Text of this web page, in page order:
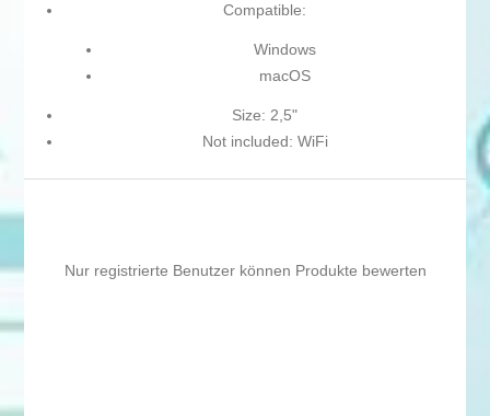
Compatible:
Windows
macOS
Size: 2,5"
Not included: WiFi
Nur registrierte Benutzer können Produkte bewerten